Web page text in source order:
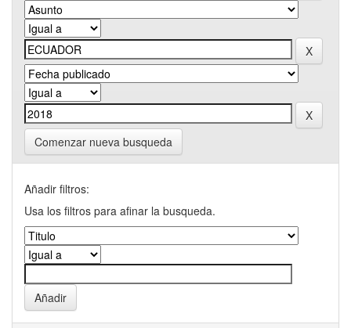
Comenzar nueva busqueda
Añadir filtros:
Usa los filtros para afinar la busqueda.